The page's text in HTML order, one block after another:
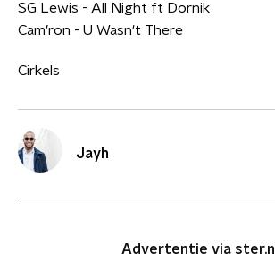
SG Lewis - All Night ft Dornik
Cam’ron - U Wasn't There
Cirkels
Jayh
Advertentie via ster.nl